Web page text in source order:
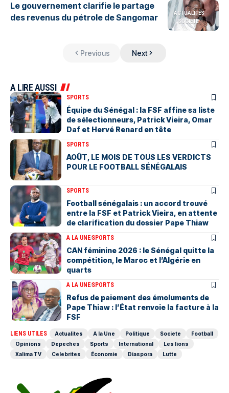
ACTUALITES
SOCIETE
Le gouvernement clarifie le partage
des revenus du pétrole de Sangomar
Previous Next
A LIRE AUSSI
SPORTS
Équipe du Sénégal : la FSF affine sa liste
de sélectionneurs, Patrick Vieira, Omar
Daf et Hervé Renard en tête
SPORTS
AOÛT, LE MOIS DE TOUS LES VERDICTS
POUR LE FOOTBALL SÉNÉGALAIS
SPORTS
Football sénégalais : un accord trouvé
entre la FSF et Patrick Vieira, en attente
de clarification du dossier Pape Thiaw
A LA UNESPORTS
‎CAN féminine 2026 : le Sénégal quitte la
compétition, le Maroc et l’Algérie en
quarts
A LA UNESPORTS
Refus de paiement des émoluments de
Pape Thiaw : l’État renvoie la facture à la
FSF
LIENS UTILES Actualites A la Une Politique Societe
Football
Opinions
Depeches Sports International
Les lions
Xalima TV
Celebrites Économie Diaspora Lutte